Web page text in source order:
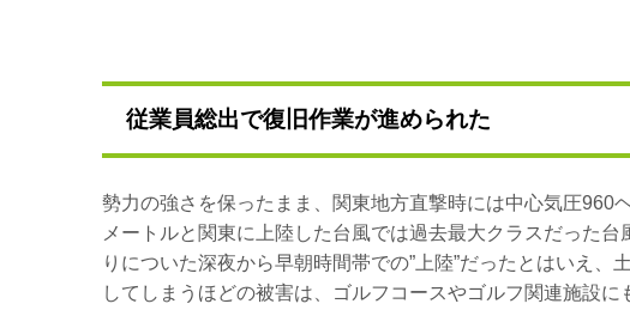
従業員総出で復旧作業が進められた
勢力の強さを保ったまま、関東地方直撃時には中心気圧960
メートルと関東に上陸した台風では過去最大クラスだった
りについた深夜から早朝時間帯での”上陸”だったとはいえ、
してしまうほどの被害は、ゴルフコースやゴルフ関連施設に